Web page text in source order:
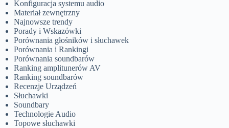
Konfiguracja systemu audio
Materiał zewnętrzny
Najnowsze trendy
Porady i Wskazówki
Porównania głośników i słuchawek
Porównania i Rankingi
Porównania soundbarów
Ranking amplitunerów AV
Ranking soundbarów
Recenzje Urządzeń
Słuchawki
Soundbary
Technologie Audio
Topowe słuchawki